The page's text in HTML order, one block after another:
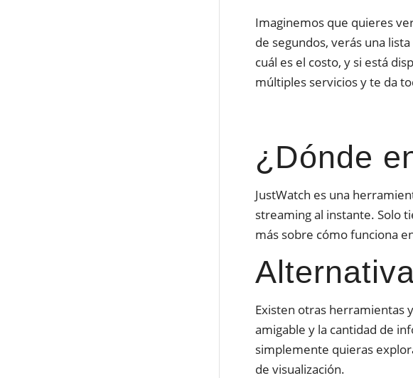
Imaginemos que quieres
de segundos, verás una
cuál es el costo, y si está
múltiples servicios y te da
¿Dónde
JustWatch es una
streaming al instante. Solo
más sobre cómo funciona
Existen otras herramientas
amigable y la cantidad de
simplemente quieras
de visualización.